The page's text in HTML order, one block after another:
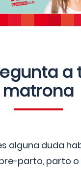
a
matrona
alguna duda
parto, parto